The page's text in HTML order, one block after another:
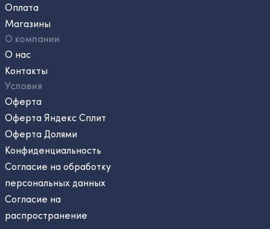
Оплата
Магазины
О компании
О нас
Контакты
Условия
Оферта
Оферта Яндекс Сплит
Оферта Долями
Конфиденциальность
Согласие на обработку
персональных данных
Согласие на
распространение